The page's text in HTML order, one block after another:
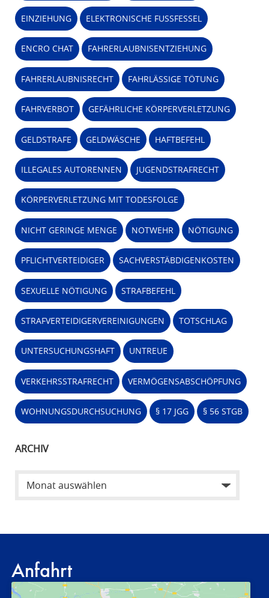
EINZIEHUNG ELEKTRONISCHE FUSSFESSEL
ENCRO CHAT FAHRERLAUBNISENTZIEHUNG
FAHRERLAUBNISRECHT FAHRLÄSSIGE TÖTUNG
FAHRVERBOT GEFÄHRLICHE KÖRPERVERLETZUNG
GELDSTRAFE GELDWÄSCHE HAFTBEFEHL
ILLEGALES AUTORENNEN JUGENDSTRAFRECHT
KÖRPERVERLETZUNG MIT TODESFOLGE
NICHT GERINGE MENGE NOTWEHR NÖTIGUNG
PFLICHTVERTEIDIGER SACHVERSTÄBDIGENKOSTEN
SEXUELLE NÖTIGUNG STRAFBEFEHL
STRAFVERTEIDIGERVEREINIGUNGEN TOTSCHLAG
UNTERSUCHUNGSHAFT UNTREUE
VERKEHRSSTRAFRECHT VERMÖGENSABSCHÖPFUNG
WOHNUNGSDURCHSUCHUNG § 17 JGG § 56 STGB
ARCHIV
Anfahrt